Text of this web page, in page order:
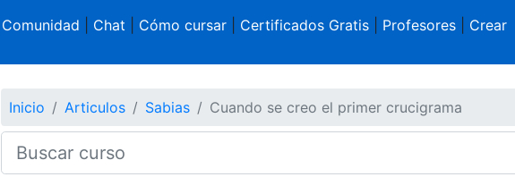
Comunidad Chat Cómo cursar| Certificados Gratis| Profesores| Crear
Inicio Articulos Sabias Cuando se creo el primer crucigrama